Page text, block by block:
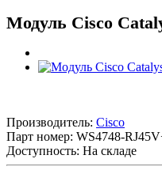
Модуль Cisco
Производитель: Cisco
Парт номер: WS4748-
Доступность: На складе